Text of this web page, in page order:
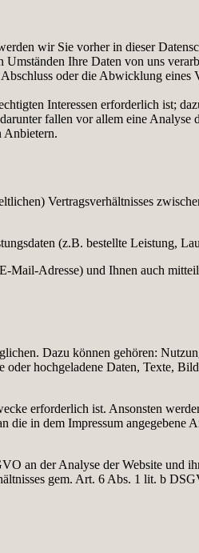
wir Sie vorher in dieser
Ihre Daten von uns
oder die Abwicklung eines
Interessen erforderlich ist;
fallen vor allem eine Analyse
Anbietern.
Vertragsverhältnisses
(z.B. bestellte Leistung,
Mail-Adresse) und Ihnen auch
Dazu können gehören:
oder hochgeladene Daten, Texte,
erforderlich ist. Ansonsten
die in dem Impressum angegebene
an der Analyse der Website und
gem. Art. 6 Abs. 1 lit. b